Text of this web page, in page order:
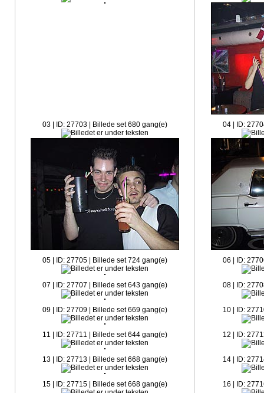
03 | ID: 27703 | Billede set 680 gang(e) 04 | ID:
05 | ID: 27705 | Billede set 724 gang(e) 06 | ID:
07 | ID: 27707 | Billede set 643 gang(e) 08 | ID:
09 | ID: 27709 | Billede set 669 gang(e) 10 | ID:
11 | ID: 27711 | Billede set 644 gang(e) 12 | ID:
13 | ID: 27713 | Billede set 668 gang(e) 14 | ID:
15 | ID: 27715 | Billede set 668 gang(e) 16 | ID: